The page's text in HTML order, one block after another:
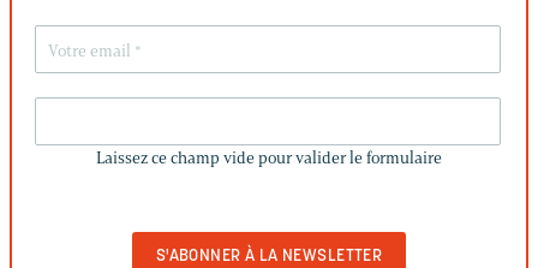
CHAMP
Laissez ce champ vide pour valider le formulaire